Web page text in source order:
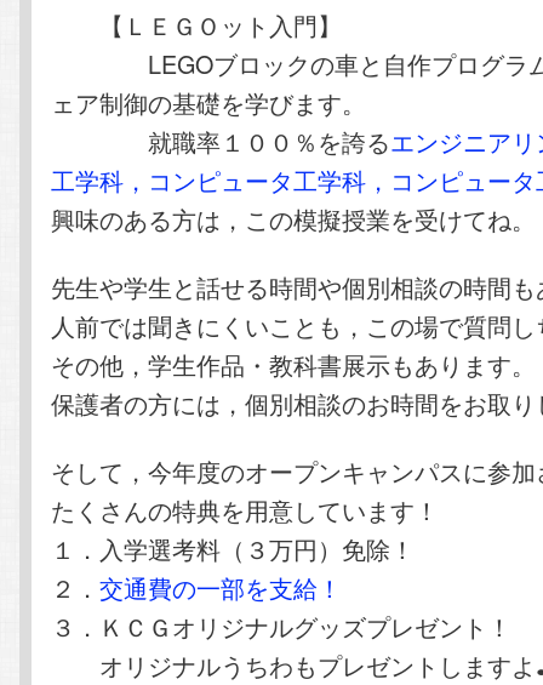
【ＬＥＧＯット入門】
LEGOブロックの車と自作プログラム
ェア制御の基礎を学びます。
就職率１００％を誇るエンジニア
工学科，コンピュータ工学科，コンピュー
興味のある方は，この模擬授業を受けてね。
先生や学生と話せる時間や個別相談の時間
人前では聞きにくいことも，この場で質問
その他，学生作品・教科書展示もあります。
保護者の方には，個別相談のお時間をお取
そして，今年度のオープンキャンパスに参
たくさんの特典を用意しています！
１．入学選考料（３万円）免除！
２．交通費の一部を支給！
３．ＫＣＧオリジナルグッズプレゼント！
オリジナルうちわもプレゼントします